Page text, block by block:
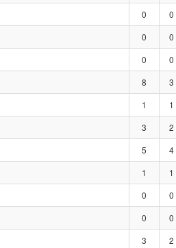
0 0
0 0
0 0
8 3
1 1
3 2
5 4
1 1
0 0
0 0
3 2